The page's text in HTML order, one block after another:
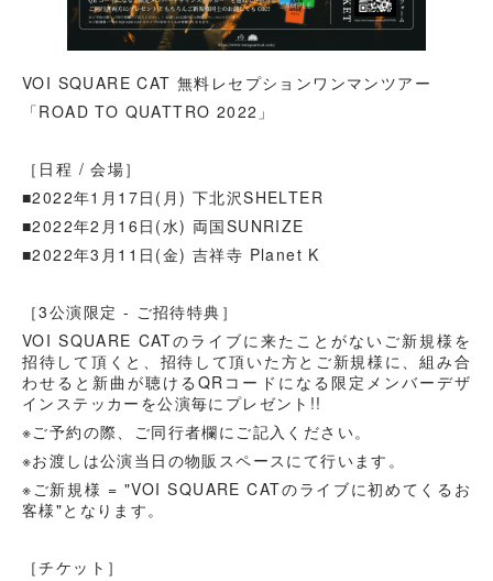
VOI SQUARE CAT 無料レセプションワンマンツアー
「ROAD TO QUATTRO 2022」
［日程 / 会場］
■2022年1月17日(月) 下北沢SHELTER
■2022年2月16日(水) 両国SUNRIZE
■2022年3月11日(金) 吉祥寺 Planet K
［3公演限定 - ご招待特典］
VOI SQUARE CATのライブに来たことがないご新規様を
招待して頂くと、招待して頂いた方とご新規様に、組み合
わせると新曲が聴けるQRコードになる限定メンバーデザ
インステッカーを公演毎にプレゼント!!
​※ご予約の際、ご同行者欄にご記入ください。
※お渡しは公演当日の物販スペースにて行います。
※ご新規様 = "VOI SQUARE CATのライブに初めてくるお
客様"となります。
［チケット］